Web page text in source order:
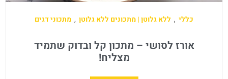
כללי , ללא גלוטן | מתכונים ללא גלוטן , מתכוני דגים
אורז לסושי – מתכון קל ובדוק שתמיד
מצליח!